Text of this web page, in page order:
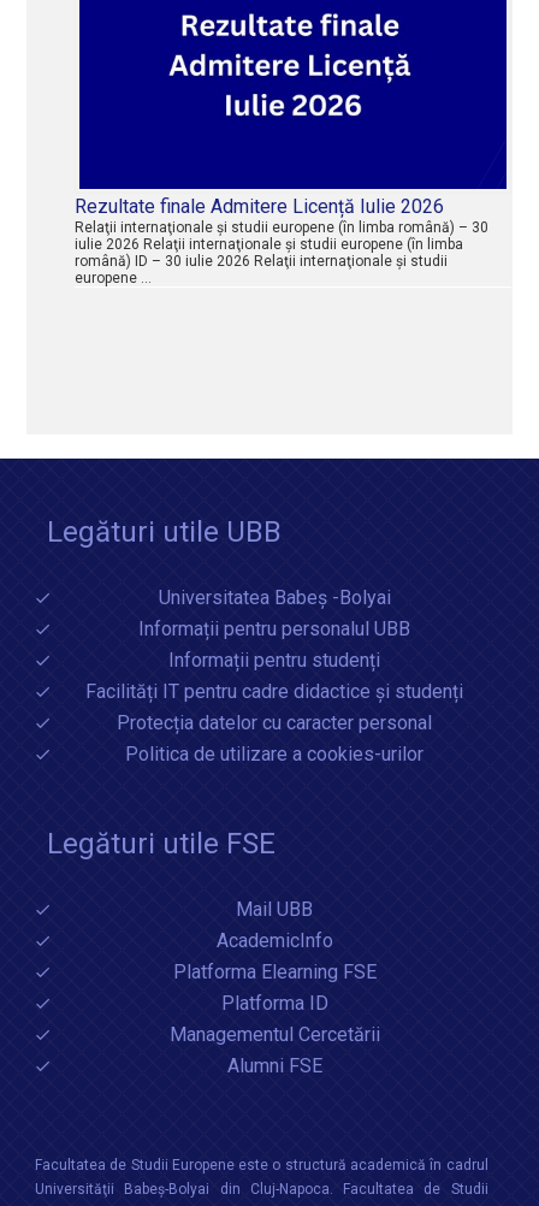
Rezultate finale Admitere Licență Iulie 2026
Relaţii internaţionale şi studii europene (în limba română) – 30
iulie 2026 Relaţii internaţionale şi studii europene (în limba
română) ID – 30 iulie 2026 Relaţii internaţionale şi studii
europene …
Legături utile UBB
Universitatea Babeș -Bolyai
Informații pentru personalul UBB
Informații pentru studenți
Facilități IT pentru cadre didactice și studenți
Protecția datelor cu caracter personal
Politica de utilizare a cookies-urilor
Legături utile FSE
Mail UBB
AcademicInfo
Platforma Elearning FSE
Platforma ID
Managementul Cercetării
Alumni FSE
Facultatea de Studii Europene este o structură academică în cadrul
Universităţii Babeș-Bolyai din Cluj-Napoca. Facultatea de Studii